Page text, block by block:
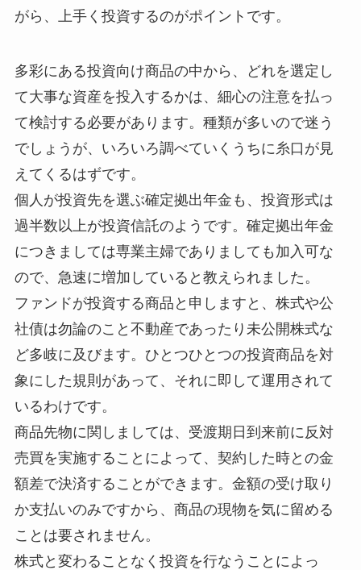
がら、上手く投資するのがポイントです。
多彩にある投資向け商品の中から、どれを選定し
て大事な資産を投入するかは、細心の注意を払っ
て検討する必要があります。種類が多いので迷う
でしょうが、いろいろ調べていくうちに糸口が見
えてくるはずです。
個人が投資先を選ぶ確定拠出年金も、投資形式は
過半数以上が投資信託のようです。確定拠出年金
につきましては専業主婦でありましても加入可な
ので、急速に増加していると教えられました。
ファンドが投資する商品と申しますと、株式や公
社債は勿論のこと不動産であったり未公開株式な
ど多岐に及びます。ひとつひとつの投資商品を対
象にした規則があって、それに即して運用されて
いるわけです。
商品先物に関しましては、受渡期日到来前に反対
売買を実施することによって、契約した時との金
額差で決済することができます。金額の受け取り
か支払いのみですから、商品の現物を気に留める
ことは要されません。
株式と変わることなく投資を行なうことによっ